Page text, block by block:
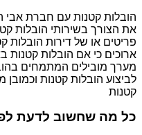
הובלות קטנות עם חברת אבי
את הצורך בשירותי הובלות
פריטים או של דירות הובלות
ארוכים כי אם הובלות קטנות
מערך מובילים המתמחים
לביצוע הובלות קטנות וכמובן
קטנות
כל מה שחשוב לדעת